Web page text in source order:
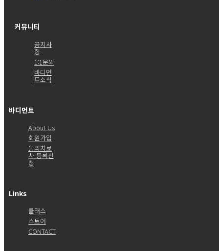
커뮤니티
공지사
항
1:1문의
바디먼
트소식
바디먼트
About Us
회원가입
물리치료
사 등록신
청
Links
클래스
스토어
CONTACT